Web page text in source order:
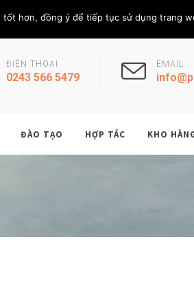
Thứ Năm, 6/8/
ĐIỆN THOẠI
0243 566 5479
EMAIL
ĐÀO TẠO HỢP TÁC KHO
hơn, đồng ý để tiếp tục sử dụng trang